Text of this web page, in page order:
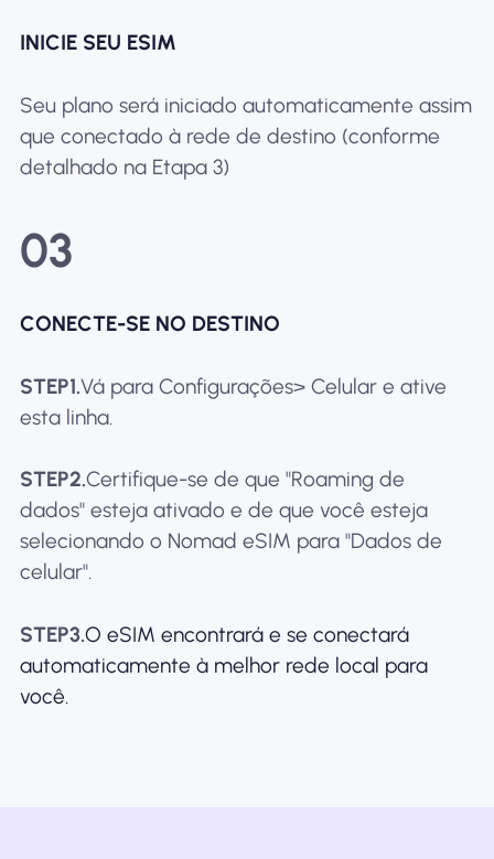
INICIE SEU ESIM
Seu plano será iniciado automaticamente assim
que conectado à rede de destino (conforme
detalhado na Etapa 3)
03
CONECTE-SE NO DESTINO
STEP1.Vá para Configurações> Celular e ative
esta linha.
STEP2.Certifique-se de que "Roaming de
dados" esteja ativado e de que você esteja
selecionando o Nomad eSIM para "Dados de
celular".
STEP3.O eSIM encontrará e se conectará
automaticamente à melhor rede local para
você.